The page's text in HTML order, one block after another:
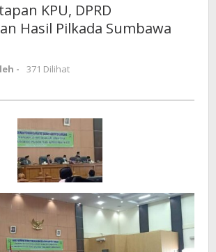
KPU, DPRD
Hasil Pilkada Sumbawa
-
371 Dilihat